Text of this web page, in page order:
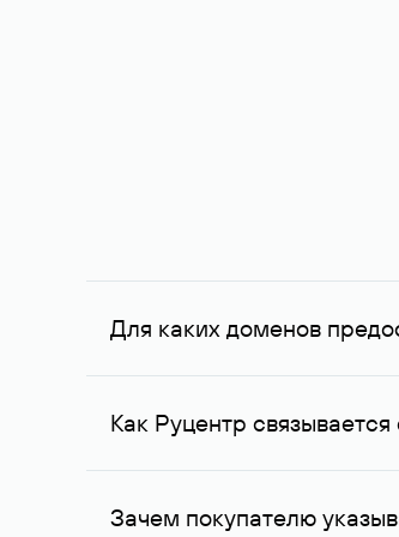
Для каких доменов
Услуга доступна для доменов,
Как Руцентр
Для связи с владельцем
Зачем покупателю